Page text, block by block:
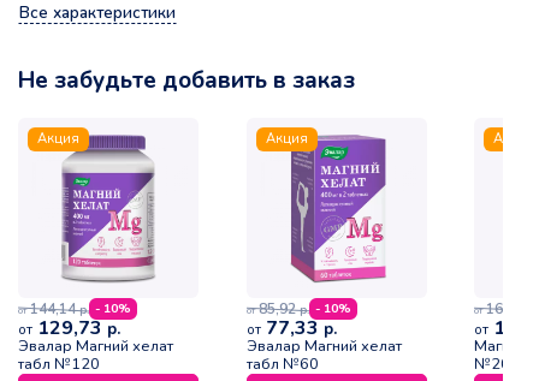
Все характеристики
Не забудьте добавить в заказ
Акция
от 144,14р. - 10%
от 129,73 р.
Эвалар Магний хелат
табл №120
Акция
от 85,92р. - 10%
от 77,33 р.
Эвалар Магний хелат
табл №60
Акция
от 16,18
от
№20